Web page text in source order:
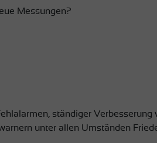
Messungen?
ständiger
unter allen Umständen